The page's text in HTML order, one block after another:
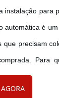
instalação para
automática é
que precisam
Para
que se
realize este